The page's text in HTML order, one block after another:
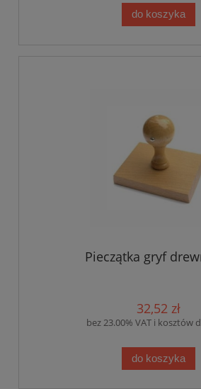
do koszyka
Pieczątka gryf
32,52 zł
bez 23.00% VAT i kosztów
do koszyka